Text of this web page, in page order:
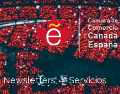
Newsletters Servicios